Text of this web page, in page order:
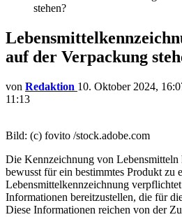
stehen?
auf der Verpackung
von Redaktion 10. Oktober 2024,
11:13
Bild: (c) fovito /stock.adobe.com
Die Kennzeichnung von Lebensmitteln
bewusst für ein bestimmtes Produkt zu
Lebensmittelkennzeichnung
Informationen bereitzustellen, die für
Diese Informationen reichen von der